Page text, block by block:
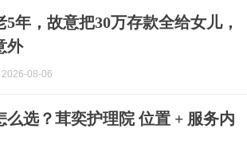
年，故意把30万存款全给女儿，
外
08-06
么选？茸奕护理院 位置 + 服务内